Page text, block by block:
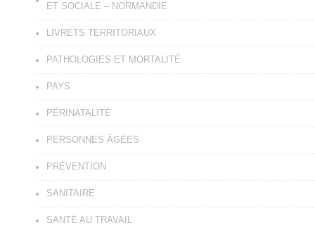
ET SOCIALE – NORMANDIE
LIVRETS TERRITORIAUX
PATHOLOGIES ET MORTALITÉ
PAYS
PÉRINATALITÉ
PERSONNES ÂGÉES
PRÉVENTION
SANITAIRE
SANTÉ AU TRAVAIL